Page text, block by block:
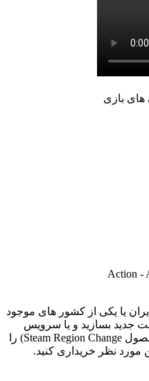
Action -
یا یکی از کشور های موجود
جدید بسازید و یا سرویس
تغییر ریجن موجود در فروشگاه (محصول Steam Region Change) را
مورد نظر خریداری کنید.